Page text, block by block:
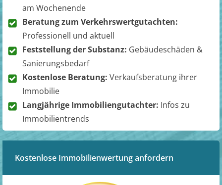
am Wochenende
Beratung zum Verkehrswertgutachten:
Professionell und aktuell
Feststellung der Substanz: Gebäudeschäden &
Sanierungsbedarf
Kostenlose Beratung: Verkaufsberatung ihrer
Immobilie
Langjährige Immobiliengutachter: Infos zu
Immobilientrends
Kostenlose Immobilienwertung anfordern